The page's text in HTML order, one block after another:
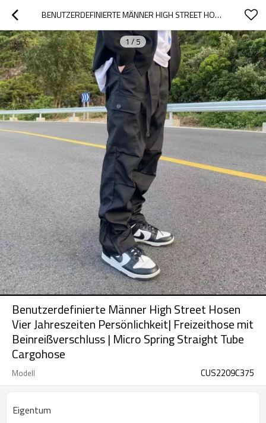
BENUTZERDEFINIERTE MÄNNER HIGH STREET HOSEN VIER JAHRESZEITEN PERSÖNLICHKEIT| FREIZEITHOSE MIT BEINREISSVERSCHLUSS | MICRO SPRING STRAIGHT TUBE CARGOHOSE
1 / 5
Benutzerdefinierte Männer High Street Hosen
Vier Jahreszeiten Persönlichkeit| Freizeithose mit
Beinreißverschluss | Micro Spring Straight Tube
Cargohose
Modell CUS2209C375
Eigentum